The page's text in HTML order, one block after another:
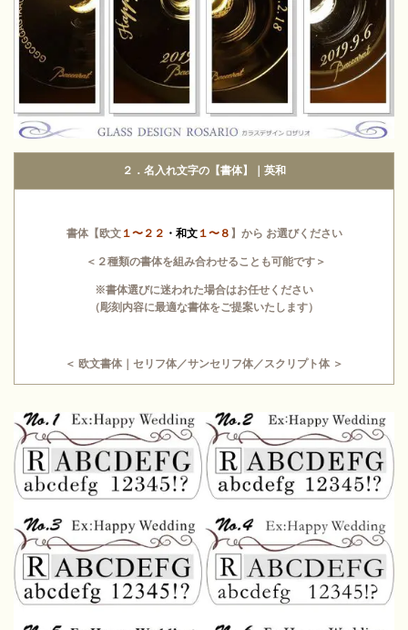
２．名入れ文字の【書体】｜英和
書体【欧文１〜２２ ・和文１〜８ 】から お選びください
＜２種類の書体を組み合わせることも可能です＞
※書体選びに迷われた場合はお任せください
（彫刻内容に最適な書体をご提案いたします）
＜ 欧文書体｜セリフ体／サンセリフ体／スクリプト体 ＞